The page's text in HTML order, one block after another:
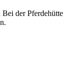
der Pferdehütte